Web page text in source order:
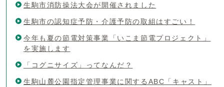
生駒市消防操法大会が開催されました
生駒市の認知症予防・介護予防の取組はすごい！
今年も夏の節電対策事業「いこま節電プロジェクト」
を実施します
「コグニサイズ」ってなんだ？
生駒山麓公園指定管理事業に関するABC「キャスト」